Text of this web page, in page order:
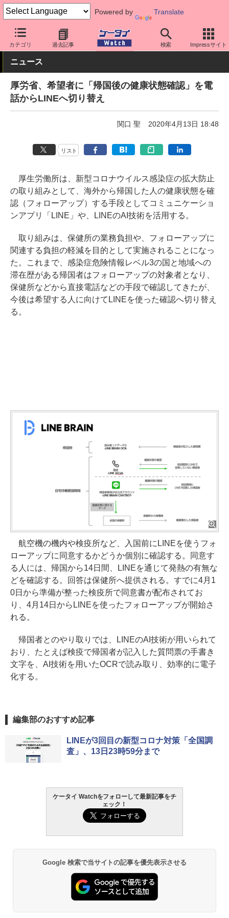
Powered by Translate
カテゴリ 過去記事 検索 Impressサイト
ケータイ Watch 業界動向 政策
ニュース
厚労省、希望者に「帰国後の健康状態確認」を電
話からLINEへ切り替え
関口 聖 2020年4月13日 18:48
リスト
厚生労働所は、新型コロナウイルス感染症の拡大防止
の取り組みとして、海外から帰国した人の健康状態を確
認（フォローアップ）する手段としてコミュニケーショ
ンアプリ「LINE」や、LINEのAI技術を活用する。
取り組みは、保健所の業務負担や、フォローアップに
関連する負担の軽減を目的として実施されることになっ
た。これまで、感染症危険情報レベル3の国と地域への
滞在歴がある帰国者はフォローアップの対象者となり、
保健所などから直接電話などの手段で確認してきたが、
今後は希望する人に向けてLINEを使った確認へ切り替え
る。
航空機の機内や検疫所など、入国前にLINEを使うフォ
ローアップに同意するかどうか個別に確認する。同意す
る人には、帰国から14日間、LINEを通じて発熱の有無な
どを確認する。回答は保健所へ提供される。すでに4月1
0日から準備が整った検疫所で同意書が配布されてお
り、4月14日からLINEを使ったフォローアップが開始さ
れる。
帰国者とのやり取りでは、LINEのAI技術が用いられて
おり、たとえば検疫で帰国者が記入した質問票の手書き
文字を、AI技術を用いたOCRで読み取り、効率的に電子
化する。
編集部のおすすめ記事
LINEが3回目の新型コロナ対策「全国調
査」、13日23時59分まで
ケータイ Watchをフォローして最新記事をチ
ェック！
Google 検索で当サイトの記事を優先表示させる